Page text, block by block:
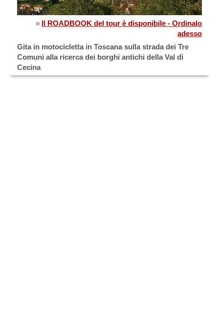
» Il ROADBOOK del tour è disponibile - Ordinalo
adesso
Gita in motocicletta in Toscana sulla strada dei Tre
Comuni alla ricerca dei borghi antichi della Val di
Cecina